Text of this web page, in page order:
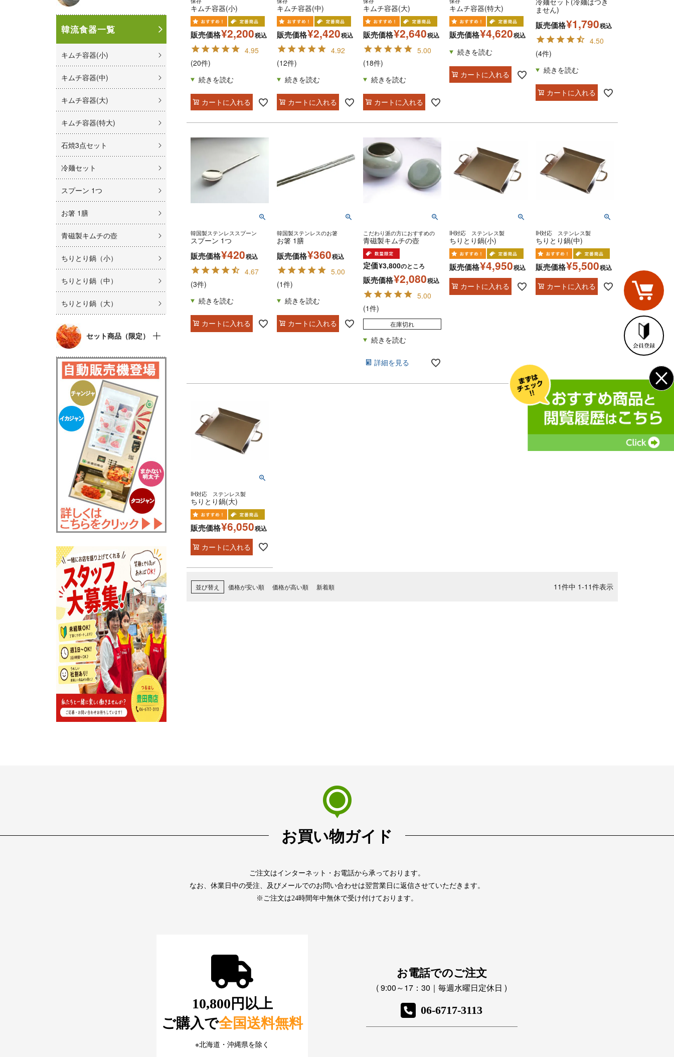
韓流食器一覧
キムチ容器(小)
キムチ容器(中)
キムチ容器(大)
キムチ容器(特大)
石焼3点セット
冷麺セット
スプーン 1つ
お箸 1膳
青磁製キムチの壺
ちりとり鍋（小）
ちりとり鍋（中）
ちりとり鍋（大）
セット商品（限定）
キムチ容器(小)
販売価格¥2,200税込
4.95
(20件)
カートに入れる
キムチ容器(中)
販売価格¥2,420税込
4.92
(12件)
カートに入れる
キムチ容器(大)
販売価格¥2,640税込
5.00
(18件)
カートに入れる
キムチ容器(特大)
販売価格¥4,620税込
カートに入れる
ません)
販売価格¥1,790税込
4.50
(4件)
カートに入れる
韓国製ステンレススプーン
スプーン 1つ
販売価格¥420税込
4.67
(3件)
カートに入れる
韓国製ステンレスのお箸
お箸 1膳
販売価格¥360税込
5.00
(1件)
カートに入れる
こだわり派の方におすすめの
青磁製キムチの壺
定価¥3,800のところ
販売価格¥2,080税込
5.00
(1件)
在庫切れ
詳細を見る
IH対応 ステンレス製
ちりとり鍋(小)
販売価格¥4,950税込
カートに入れる
IH対応 ステンレス製
ちりとり鍋(中)
販売価格¥5,500税込
カートに入れる
IH対応 ステンレス製
ちりとり鍋(大)
販売価格¥6,050税込
カートに入れる
並び替え 価格が安い順 価格が高い順 新着順 11件中 1-11件表示
お買い物ガイド
ご注文はインターネット・お電話から承っております。
なお、休業日中の受注、及びメールでのお問い合わせは翌営業日に返信させていただきます。
※ご注文は24時間年中無休で受け付けております。
10,800円以上
ご購入で全国送料無料
※北海道・沖縄県を除く
お電話でのご注文
( 9:00～17：30｜毎週水曜日定休日 )
06-6717-3113